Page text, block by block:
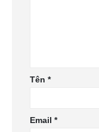
Tên*
Email*